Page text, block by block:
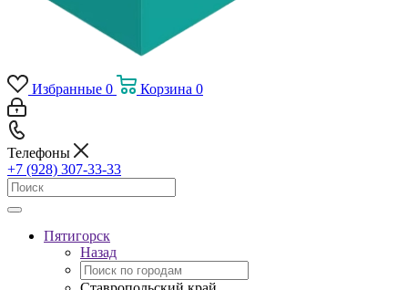
Избранные 0 Корзина 0
Телефоны
+7 (928) 307-33-33
Пятигорск
Назад